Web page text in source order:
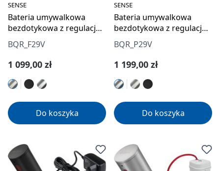
SENSE
Bateria umywalkowa
bezdotykowa z regulacją
temperatury - 230/6V
BQR_F29V
Cena regularna:
1 099,00 zł
Do koszyka
SENSE
Bateria umywalkowa
bezdotykowa z regulacją
temperatury - 230/6V
BQR_P29V
Cena regularna:
1 199,00 zł
Do koszyka